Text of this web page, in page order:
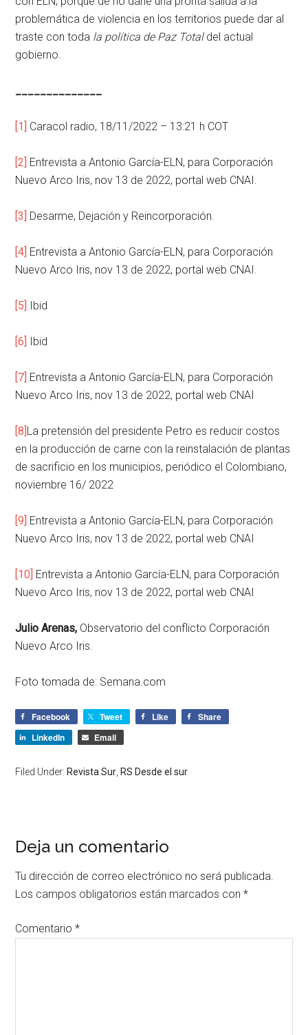
problemática de violencia en los territorios puede dar al
traste con toda la política de Paz Totaldel actual
gobierno.
______________
[1] Caracol radio, 18/11/2022 – 13:21 h COT
[2] Entrevista a Antonio García-ELN, para Corporación
Nuevo Arco Iris, nov 13 de 2022, portal web CNAI.
[3] Desarme, Dejación y Reincorporación.
[4] Entrevista a Antonio García-ELN, para Corporación
Nuevo Arco Iris, nov 13 de 2022, portal web CNAI.
[5] Ibid
[6] Ibid
[7] Entrevista a Antonio García-ELN, para Corporación
Nuevo Arco Iris, nov 13 de 2022, portal web CNAI
[8] La pretensión del presidente Petro es reducir costos
en la producción de carne con la reinstalación de plantas
de sacrificio en los municipios, periódico el Colombiano,
noviembre 16/ 2022
[9] Entrevista a Antonio García-ELN, para Corporación
Nuevo Arco Iris, nov 13 de 2022, portal web CNAI
[10] Entrevista a Antonio García-ELN, para Corporación
Nuevo Arco Iris, nov 13 de 2022, portal web CNAI
Julio Arenas, Observatorio del conflicto Corporación
Nuevo Arco Iris.
Foto tomada de: Semana.com
Facebook Tweet Like
Share
LinkedIn
Email
Filed Under: Revista Sur, RS Desde el sur
Deja un comentario
Tu dirección de correo electrónico no será publicada.
Los campos obligatorios están marcados con*
Comentario*